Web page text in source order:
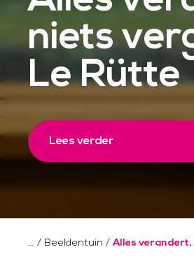
niets
Le Rütte
Lees verder
/ Beeldentuin /Alles verandert,